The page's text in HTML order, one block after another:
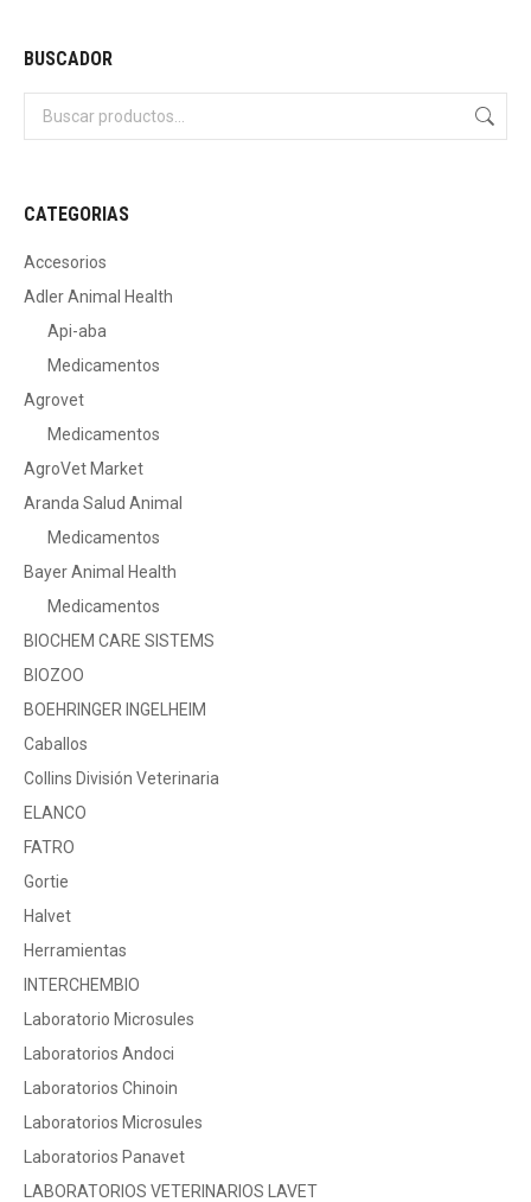
BUSCADOR
CATEGORIAS
Accesorios
Adler Animal Health
Api-aba
Medicamentos
Agrovet
Medicamentos
AgroVet Market
Aranda Salud Animal
Medicamentos
Bayer Animal Health
Medicamentos
BIOCHEM CARE SISTEMS
BIOZOO
BOEHRINGER INGELHEIM
Caballos
Collins División Veterinaria
ELANCO
FATRO
Gortie
Halvet
Herramientas
INTERCHEMBIO
Laboratorio Microsules
Laboratorios Andoci
Laboratorios Chinoin
Laboratorios Microsules
Laboratorios Panavet
LABORATORIOS VETERINARIOS LAVET